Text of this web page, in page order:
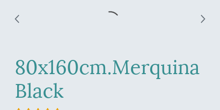
80x160cm.Merquina
Black